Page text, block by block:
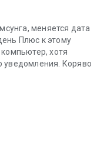
меняется дата
Плюс к этому
хотя
уведомления. Коряво